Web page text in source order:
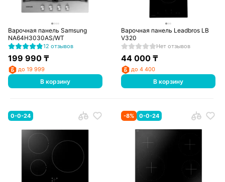
Варочная панель Samsung
NA64H3030AS/WT
12 отзывов
199 990₸
до 19 999
В корзину
Варочная панель Leadbros LB
V320
Нет отзывов
44 000 ₸
до 4 400
В корзину
0-0-24 -8% 0-0-24